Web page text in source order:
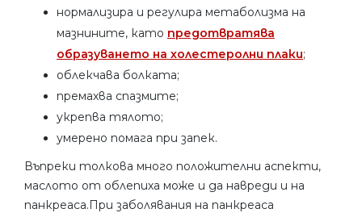
нормализира и регулира метаболизма на
мазнините, като предотвратява
образуването на холестеролни плаки;
облекчава болката;
премахва спазмите;
укрепва тялото;
умерено помага при запек.
Въпреки толкова много положителни аспекти,
маслото от облепиха може и да навреди и на
панкреаса.При заболявания на панкреаса